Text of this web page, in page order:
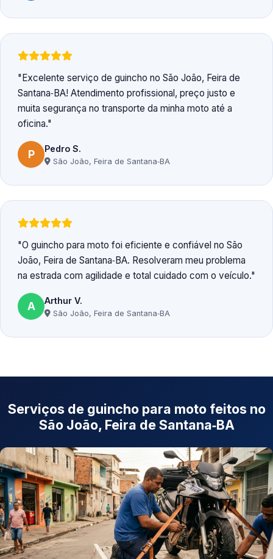
Excelente serviço de guincho no São João, Feira de
Santana‑BA! Atendimento profissional, preço justo e
muita segurança no transporte da minha moto até a
oficina.
P Pedro S.
São João, Feira de Santana‑BA
O guincho para moto foi eficiente e confiável no São
João, Feira de Santana‑BA. Resolveram meu problema
na estrada com agilidade e total cuidado com o veículo.
A Arthur V.
São João, Feira de Santana‑BA
Serviços de guincho para moto feitos no
São João, Feira de Santana‑BA